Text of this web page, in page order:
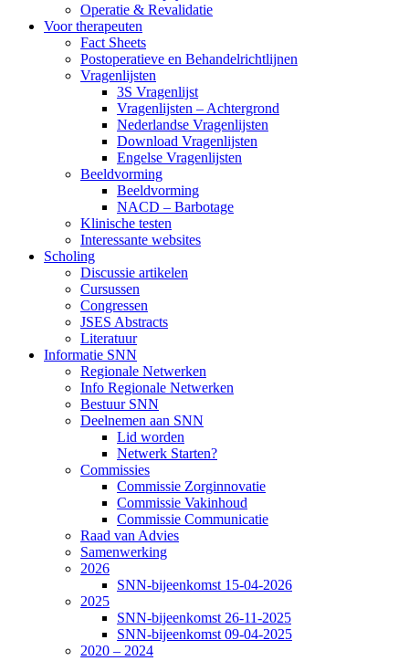
Operatie & Revalidatie
Voor therapeuten
Fact Sheets
Postoperatieve en Behandelrichtlijnen
Vragenlijsten
3S Vragenlijst
Vragenlijsten – Achtergrond
Nederlandse Vragenlijsten
Download Vragenlijsten
Engelse Vragenlijsten
Beeldvorming
Beeldvorming
NACD – Barbotage
Klinische testen
Interessante websites
Scholing
Discussie artikelen
Cursussen
Congressen
JSES Abstracts
Literatuur
Informatie SNN
Regionale Netwerken
Info Regionale Netwerken
Bestuur SNN
Deelnemen aan SNN
Lid worden
Netwerk Starten?
Commissies
Commissie Zorginnovatie
Commissie Vakinhoud
Commissie Communicatie
Raad van Advies
Samenwerking
2026
SNN-bijeenkomst 15-04-2026
2025
SNN-bijeenkomst 26-11-2025
SNN-bijeenkomst 09-04-2025
2020 – 2024